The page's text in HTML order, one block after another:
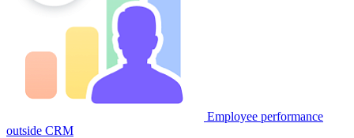
Employee performance
outside CRM